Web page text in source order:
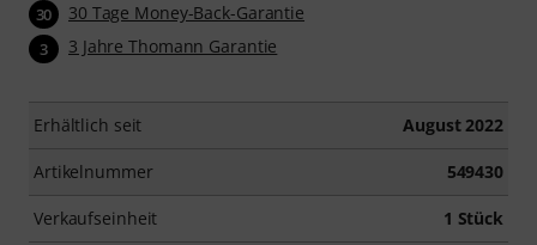
30 30 Tage Money-Back-Garantie
3 3 Jahre Thomann Garantie
Erhältlich seit August 2022
Artikelnummer 549430
Verkaufseinheit 1 Stück